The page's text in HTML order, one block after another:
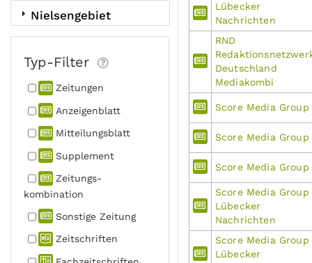
Nielsengebiet
Typ-Filter
Zeitungen
Anzeigen­blatt
Mitteilungs­blatt
Supplement
Zeitungs­
kombination
Sonstige Zeitung
Zeitschriften
Lübecker
Nachrichten
RND
Deutschland
Mediakombi
Score Media Group
Score Media Group
Score Media Group
Score Media Group
Lübecker
Nachrichten
Score Media Group
Lübecker